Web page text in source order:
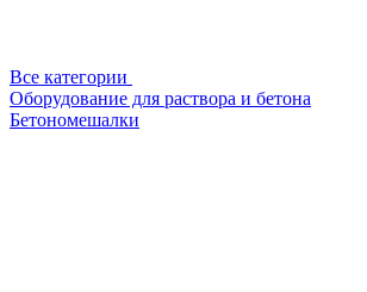
Все категории
Оборудование для раствора и бетона
Бетономешалки